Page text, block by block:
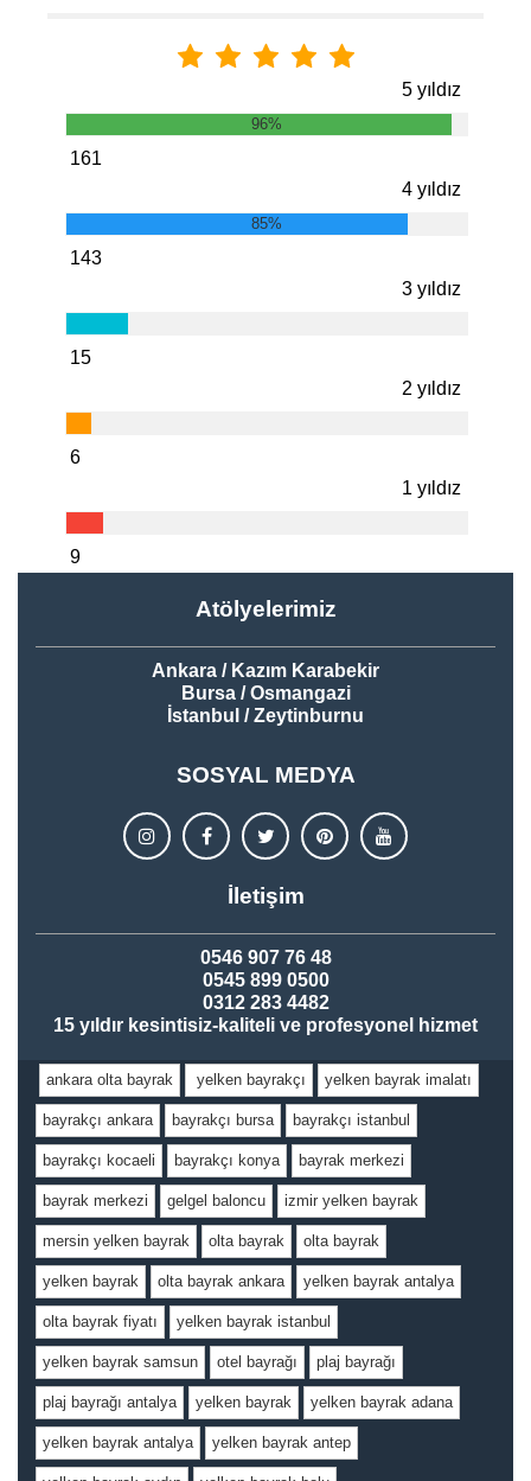
5 yıldız
96%
161
4 yıldız
85%
143
3 yıldız
15
2 yıldız
6
1 yıldız
9
Atölyelerimiz
Ankara / Kazım Karabekir
Bursa / Osmangazi
İstanbul / Zeytinburnu
SOSYAL MEDYA
İletişim
0546 907 76 48
0545 899 0500
0312 283 4482
15 yıldır kesintisiz-kaliteli ve profesyonel hizmet
ankara olta bayrak yelken bayrakçı yelken bayrak imalatı
bayrakçı ankara bayrakçı bursa bayrakçı istanbul
bayrakçı kocaeli bayrakçı konya bayrak merkezi
bayrak merkezi gelgel baloncu izmir yelken bayrak
mersin yelken bayrak olta bayrak olta bayrak
yelken bayrak olta bayrak ankara yelken bayrak antalya
olta bayrak fiyatı yelken bayrak istanbul
yelken bayrak samsun otel bayrağı plaj bayrağı
plaj bayrağı antalya yelken bayrak yelken bayrak adana
yelken bayrak antalya yelken bayrak antep